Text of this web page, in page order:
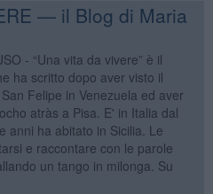
— il Blog di Maria
- “Una vita da vivere” è il
ha scritto dopo aver visto il
Felipe in Venezuela ed aver
atràs a Pisa. E' in Italia dal
anni ha abitato in Sicilia. Le
e raccontare con le parole
un tango in milonga. Su